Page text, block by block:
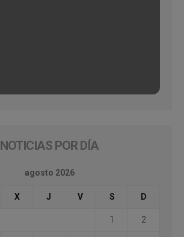
NOTICIAS POR DÍA
agosto 2026
X J V S D
1 2